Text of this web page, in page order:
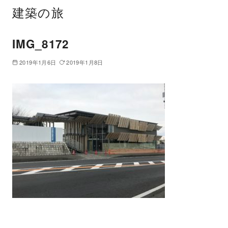
建築の旅
IMG_8172
2019年1月6日 2019年1月8日